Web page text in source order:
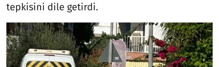
tepkisini dile getirdi.